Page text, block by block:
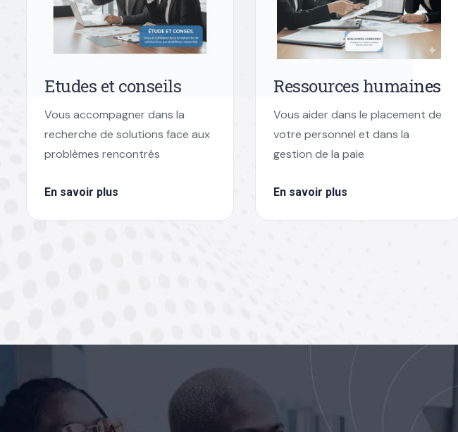
Etudes et conseils
Vous accompagner dans la
recherche de solutions face aux
problèmes rencontrés
En savoir plus
Ressources humaines
Vous aider dans le placement de
votre personnel et dans la
gestion de la paie
En savoir plus